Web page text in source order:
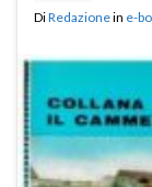
DiRedazionein e-